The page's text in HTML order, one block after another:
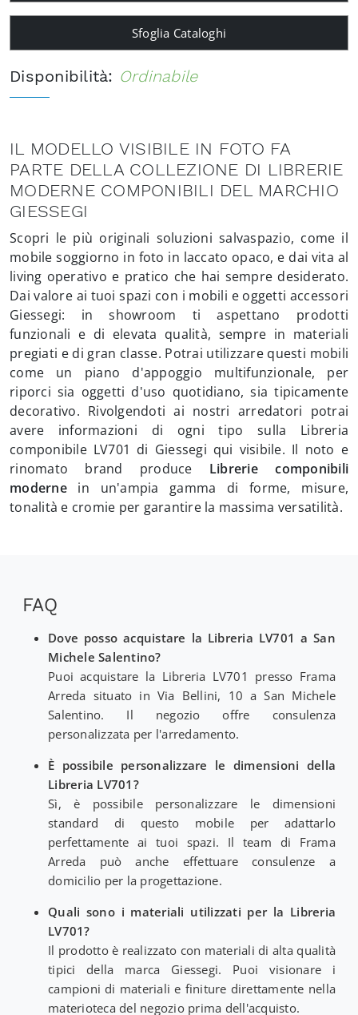
Sfoglia Cataloghi
Disponibilità: Ordinabile
IL MODELLO VISIBILE IN FOTO FA
PARTE DELLA COLLEZIONE DI LIBRERIE
MODERNE COMPONIBILI DEL MARCHIO
GIESSEGI
Scopri le più originali soluzioni salvaspazio, come il
mobile soggiorno in foto in laccato opaco, e dai vita al
living operativo e pratico che hai sempre desiderato.
Dai valore ai tuoi spazi con i mobili e oggetti accessori
Giessegi: in showroom ti aspettano prodotti
funzionali e di elevata qualità, sempre in materiali
pregiati e di gran classe. Potrai utilizzare questi mobili
come un piano d'appoggio multifunzionale, per
riporci sia oggetti d'uso quotidiano, sia tipicamente
decorativo. Rivolgendoti ai nostri arredatori potrai
avere informazioni di ogni tipo sulla Libreria
componibile LV701 di Giessegi qui visibile. Il noto e
rinomato brand produce Librerie componibili
modernein un'ampia gamma di forme, misure,
tonalità e cromie per garantire la massima versatilità.
FAQ
Dove posso acquistare la Libreria LV701 a San
Michele Salentino?
Puoi acquistare la Libreria LV701 presso Frama
Arreda situato in Via Bellini, 10 a San Michele
Salentino. Il negozio offre consulenza
personalizzata per l'arredamento.
È possibile personalizzare le dimensioni della
Libreria LV701?
Sì, è possibile personalizzare le dimensioni
standard di questo mobile per adattarlo
perfettamente ai tuoi spazi. Il team di Frama
Arreda può anche effettuare consulenze a
domicilio per la progettazione.
Quali sono i materiali utilizzati per la Libreria
LV701?
Il prodotto è realizzato con materiali di alta qualità
tipici della marca Giessegi. Puoi visionare i
campioni di materiali e finiture direttamente nella
materioteca del negozio prima dell'acquisto.